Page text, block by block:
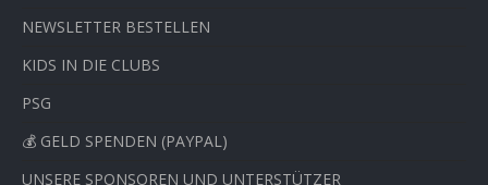
NEWSLETTER BESTELLEN
KIDS IN DIE CLUBS
PSG
💰 GELD SPENDEN (PAYPAL)
UNSERE SPONSOREN UND UNTERSTÜTZER